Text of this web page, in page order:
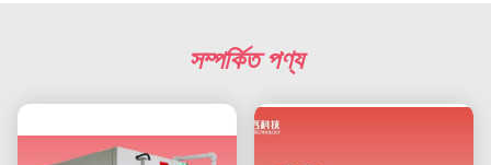
সম্পর্কিত পণ্য